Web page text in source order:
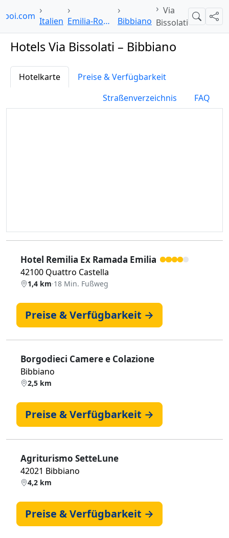
Italien Emilia-Romagna Bibbiano
Via
Bissolati
Suche
Hotels Via Bissolati – Bibbiano
Hotelkarte
Preise & Verfügbarkeit
Straßenverzeichnis
FAQ
Hotel Remilia Ex Ramada Emilia
42100 Quattro Castella
1,4 km·18 Min. Fußweg
Preise & Verfügbarkeit →
Borgodieci Camere e Colazione
Bibbiano
2,5 km
Preise & Verfügbarkeit →
Agriturismo SetteLune
42021 Bibbiano
4,2 km
Preise & Verfügbarkeit →